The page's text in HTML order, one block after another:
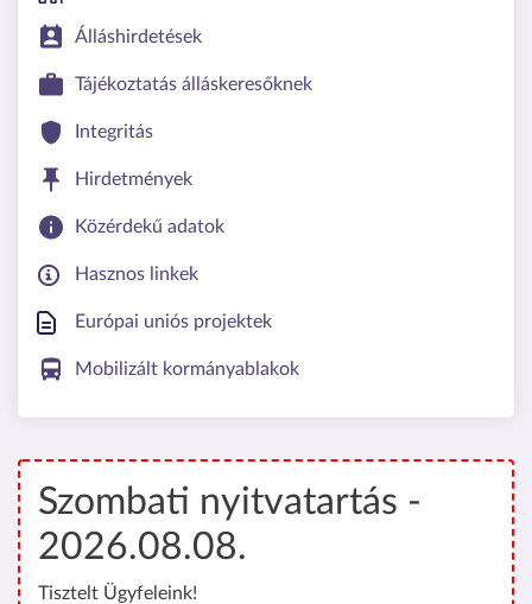
Álláshirdetések
Tájékoztatás álláskeresőknek
Integritás
Hirdetmények
Közérdekű adatok
Hasznos linkek
Európai uniós projektek
Mobilizált kormányablakok
Szombati nyitvatartás -
2026.08.08.
Tisztelt Ügyfeleink!